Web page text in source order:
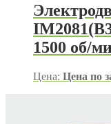
1500 об/
Цена: Цена по